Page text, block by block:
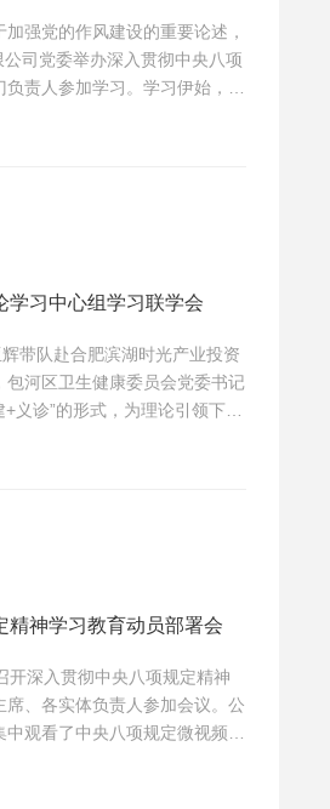
强党的作风建设的重要论述，
司党委举办深入贯彻中央八项
责人参加学习。学习伊始，公
学习中心组学习联学会
带队赴合肥滨湖时光产业投资
河区卫生健康委员会党委书记
义诊”的形式，为理论引领下的
精神学习教育动员部署会
开深入贯彻中央八项规定精神
、各实体负责人参加会议。公
观看了中央八项规定微视频